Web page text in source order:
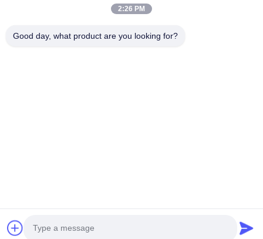
Tur Pabrik
©2013- WUXI SYLAITH SPECIAL STEEL CO.,LTD. Semua hak dilindungi.
2:26 PM
Good day, what product are you looking for?